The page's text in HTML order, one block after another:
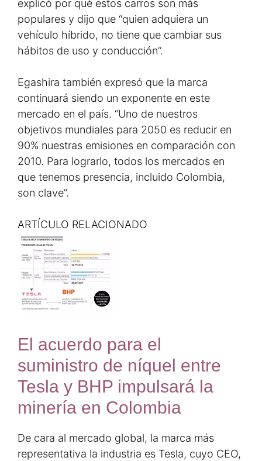
explicó por qué estos carros son más
populares y dijo que “quien adquiera un
vehículo híbrido, no tiene que cambiar sus
hábitos de uso y conducción”.
Egashira también expresó que la marca
continuará siendo un exponente en este
mercado en el país. “Uno de nuestros
objetivos mundiales para 2050 es reducir en
90% nuestras emisiones en comparación con
2010. Para lograrlo, todos los mercados en
que tenemos presencia, incluido Colombia,
son clave”.
ARTÍCULO RELACIONADO
El acuerdo para el
suministro de níquel entre
Tesla y BHP impulsará la
minería en Colombia
De cara al mercado global, la marca más
representativa la industria es Tesla, cuyo CEO,